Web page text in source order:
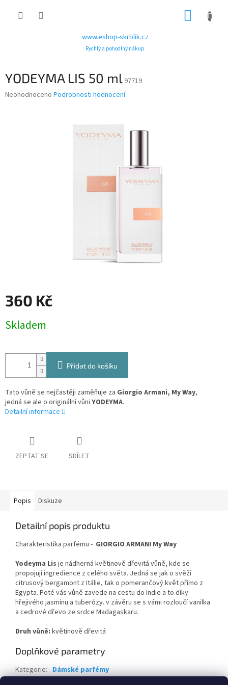
www.eshop-skrblik.cz
Rychlý a pohodlný nákup
YODEYMA LIS 50 ml 97719
Průměrné
Neohodnoceno Podrobnosti hodnocení
360 Kč
cena:
Skladem
Přidat do košíku
Tato vůně se nejčastěji zaměňuje za Giorgio Armani, My Way,
jedná se ale o originální vůni YODEYMA.
Detailní informace
ZEPTAT SE SDÍLET
Popis Diskuze
Detailní popis produktu
Charakteristika parfému - GIORGIO ARMANI My Way
Yodeyma Lis je nádherná květinově dřevitá vůně, kde se
propojují ingredience z celého světa. Jedná se jak o svěží
citrusový bergamont z Itálie, tak o pomerančový květ přímo z
Egypta. Poté vás vůně zavede na cestu do Indie a to díky
hřejivého jasmínu a tuberózy. v závěru se s vámi rozloučí vanilka
a cedrové dřevo ze srdce Madagaskaru.
Druh vůně: květinově dřevitá
Doplňkové parametry
Kategorie: Dámské parfémy